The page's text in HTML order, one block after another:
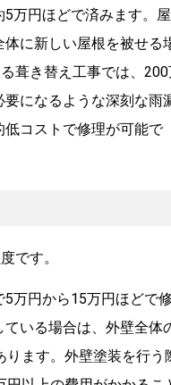
万円ほどで済みます。
に新しい屋根を被せる
葺き替え工事では、
になるような深刻な雨
コストで修理が可能で
です。
万円から15万円ほどで修
いる場合は、外壁全体
ります。外壁塗装を行う